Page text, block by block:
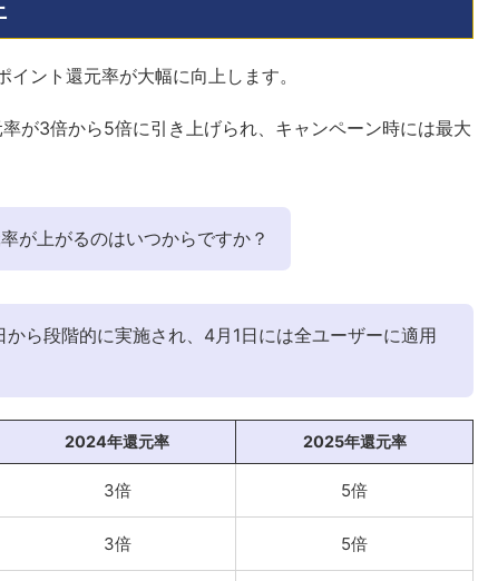
ント還元率が大幅に向上します。
が3倍から5倍に引き上げられ、キャンペーン時には最大
が上がるのはいつからですか？
から段階的に実施され、4月1日には全ユーザーに適用
2024年還元率 2025年還元率
3倍 5倍
3倍 5倍